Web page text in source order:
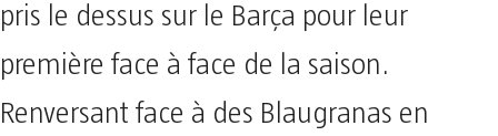
pris le dessus sur le Barça pour leur
première face à face de la saison.
Renversant face à des Blaugranas en